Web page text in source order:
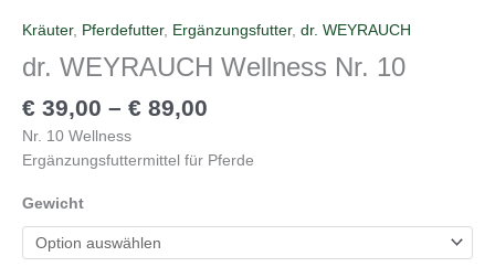
Kräuter, Pferdefutter, Ergänzungsfutter, dr. WEYRAUCH
dr. WEYRAUCH Wellness Nr. 10
€ 39,00 – € 89,00
Nr. 10 Wellness
Ergänzungsfuttermittel für Pferde
Gewicht